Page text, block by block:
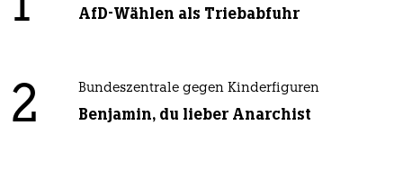
AfD-Wählen als Triebabfuhr
2 Bundeszentrale gegen Kinderfiguren
Benjamin, du lieber Anarchist